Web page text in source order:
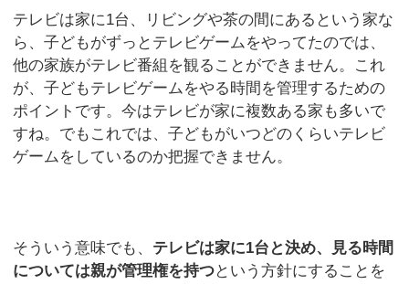
テレビは家に1台、リビングや茶の間にあるという家な
ら、子どもがずっとテレビゲームをやってたのでは、
他の家族がテレビ番組を観ることができません。これ
が、子どもテレビゲームをやる時間を管理するための
ポイントです。今はテレビが家に複数ある家も多いで
すね。でもこれでは、子どもがいつどのくらいテレビ
ゲームをしているのか把握できません。
そういう意味でも、 テレビは家に1台と決め、見る時間
については親が管理権を持つという方針にすることを